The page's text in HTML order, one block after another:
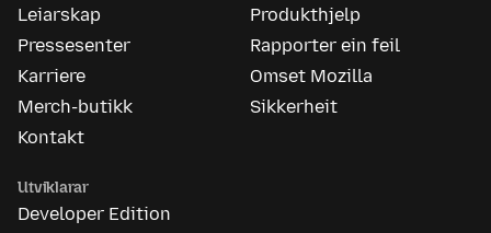
Leiarskap
Pressesenter
Karriere
Merch-butikk
Kontakt
Produkthjelp
Rapporter ein feil
Omset Mozilla
Sikkerheit
Utviklarar
Developer Edition